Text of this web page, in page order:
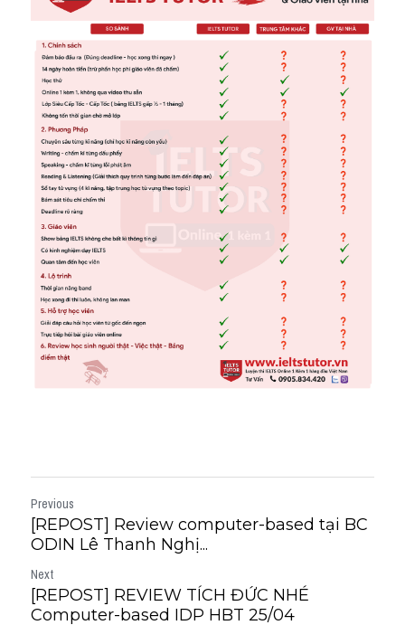
Previous
[REPOST] Review computer-based tại BC
ODIN Lê Thanh Nghị...
Next
[REPOST] REVIEW TÍCH ĐỨC NHÉ
Computer-based IDP HBT 25/04